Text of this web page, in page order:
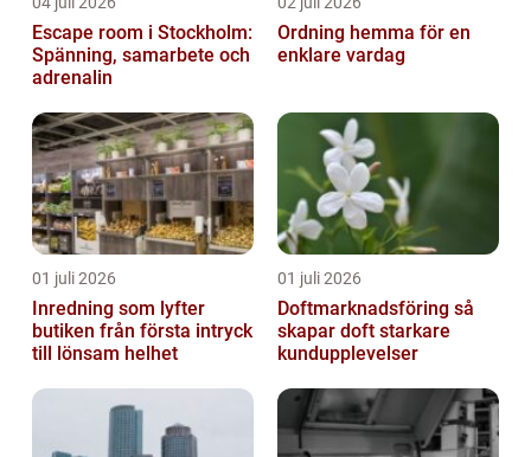
Escape room i Stockholm:
Spänning, samarbete och
adrenalin
Ordning hemma för en
enklare vardag
01 juli 2026
Inredning som lyfter
butiken från första intryck
till lönsam helhet
01 juli 2026
Doftmarknadsföring så
skapar doft starkare
kundupplevelser